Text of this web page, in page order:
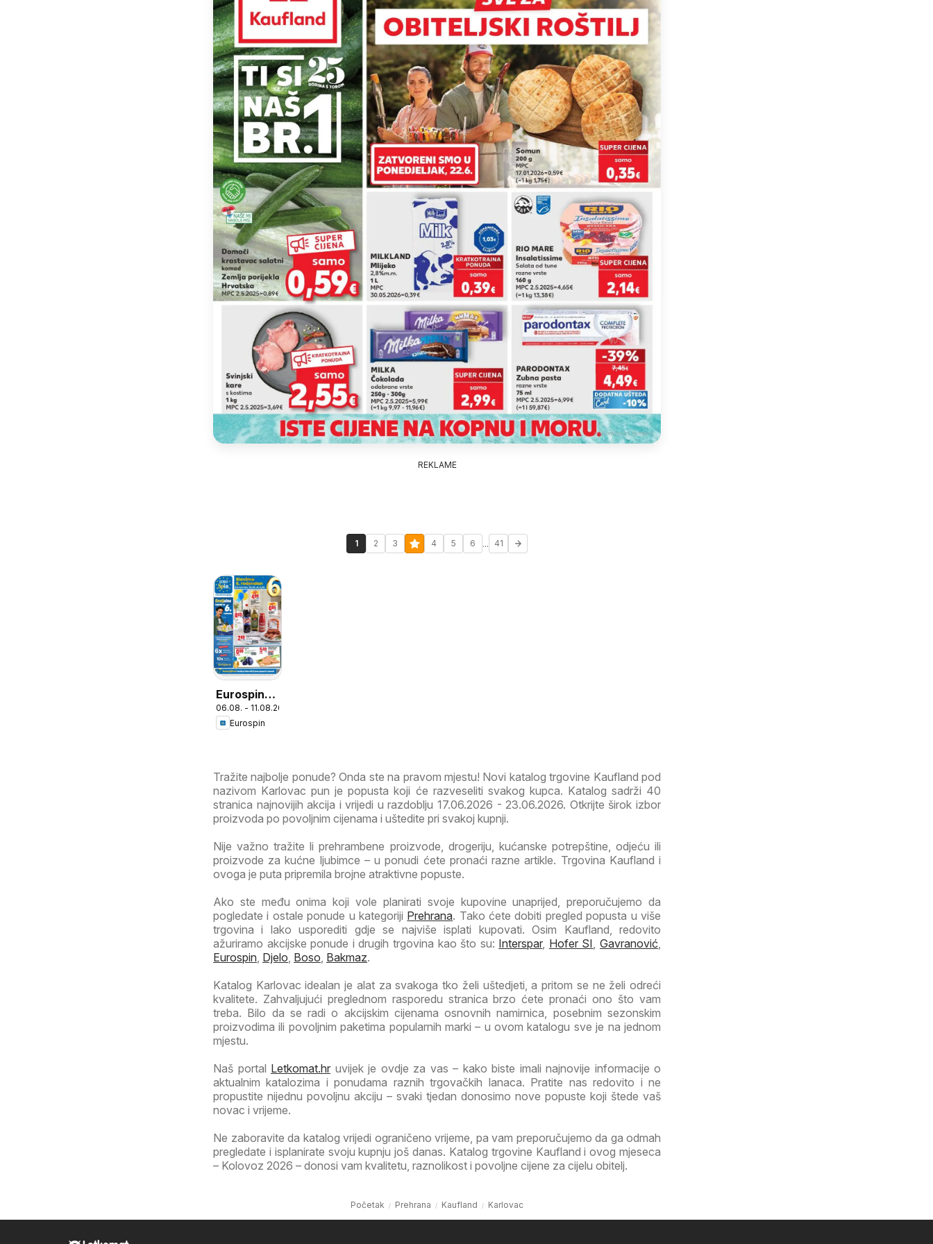
REKLAME
1 2 3 4 5 6 ... 41
Eurospin
Katalog
06.08. - 11.08.2026
Eurospin
Tražite najbolje ponude? Onda ste na pravom mjestu! Novi katalog trgovine Kaufland pod
nazivom Karlovac pun je popusta koji će razveseliti svakog kupca. Katalog sadrži 40
stranica najnovijih akcija i vrijedi u razdoblju 17.06.2026 - 23.06.2026. Otkrijte širok izbor
proizvoda po povoljnim cijenama i uštedite pri svakoj kupnji.
Nije važno tražite li prehrambene proizvode, drogeriju, kućanske potrepštine, odjeću ili
proizvode za kućne ljubimce – u ponudi ćete pronaći razne artikle. Trgovina Kaufland i
ovoga je puta pripremila brojne atraktivne popuste.
Ako ste među onima koji vole planirati svoje kupovine unaprijed, preporučujemo da
pogledate i ostale ponude u kategoriji Prehrana. Tako ćete dobiti pregled popusta u više
trgovina i lako usporediti gdje se najviše isplati kupovati. Osim Kaufland, redovito
ažuriramo akcijske ponude i drugih trgovina kao što su: Interspar, Hofer SI,Gavranović,
Eurospin, Djelo, Boso, Bakmaz.
Katalog Karlovac idealan je alat za svakoga tko želi uštedjeti, a pritom se ne želi odreći
kvalitete. Zahvaljujući preglednom rasporedu stranica brzo ćete pronaći ono što vam
treba. Bilo da se radi o akcijskim cijenama osnovnih namirnica, posebnim sezonskim
proizvodima ili povoljnim paketima popularnih marki – u ovom katalogu sve je na jednom
mjestu.
Naš portal Letkomat.hr uvijek je ovdje za vas – kako biste imali najnovije informacije o
aktualnim katalozima i ponudama raznih trgovačkih lanaca. Pratite nas redovito i ne
propustite nijednu povoljnu akciju – svaki tjedan donosimo nove popuste koji štede vaš
novac i vrijeme.
Ne zaboravite da katalog vrijedi ograničeno vrijeme, pa vam preporučujemo da ga odmah
pregledate i isplanirate svoju kupnju još danas. Katalog trgovine Kaufland i ovog mjeseca
– Kolovoz 2026 – donosi vam kvalitetu, raznolikost i povoljne cijene za cijelu obitelj.
Početak Prehrana Kaufland Karlovac